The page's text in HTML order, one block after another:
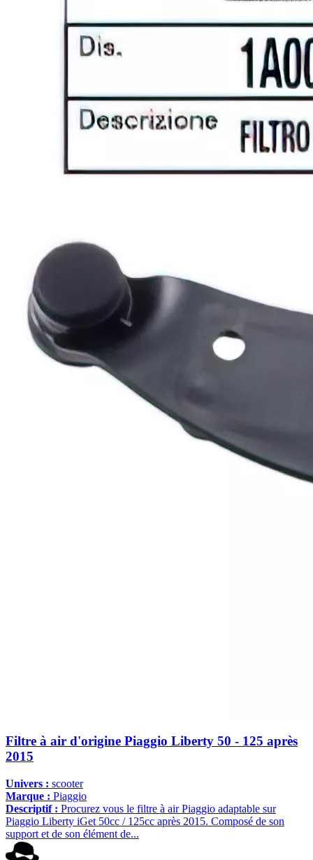
Filtre à air d'origine Piaggio Liberty 50 - 125 après
2015
Univers : scooter
Marque : Piaggio
Descriptif : Procurez vous le filtre à air Piaggio adaptable sur
Piaggio Liberty iGet 50cc / 125cc après 2015. Composé de son
support et de son élément de...